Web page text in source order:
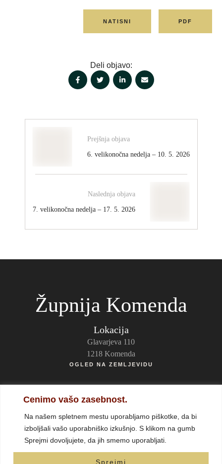
Cenimo vašo zasebnost.
Na našem spletnem mestu uporabljamo piškotke, da bi
izboljšali vašo uporabniško izkušnjo. S klikom na gumb
Sprejmi dovoljujete, da jih smemo uporabljati.
Sprejmi
NATISNI PDF
Deli objavo:
Prejšnja objava
6. velikonočna nedelja – 10. 5. 2026
Naslednja objava
7. velikonočna nedelja – 17. 5. 2026
Župnija Komenda
Lokacija
Glavarjeva 110
1218 Komenda
OGLED NA ZEMLJEVIDU
Kontakti
Telefon: (01) 834 35 90
Pišite nam